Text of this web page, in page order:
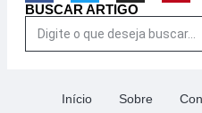
BUSCAR ARTIGO
Início Sobre